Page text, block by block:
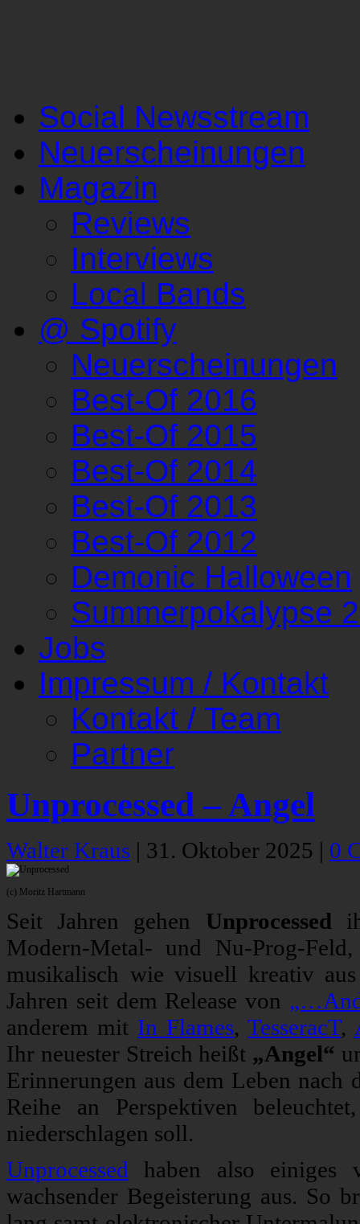
Social Newsstream
Neuerscheinungen
Magazin
Reviews
Interviews
Local Bands
@ Spotify
Neuerscheinungen
Best-Of 2016
Best-Of 2015
Best-Of 2014
Best-Of 2013
Best-Of 2012
Demonic Halloween
Summerpokalypse
Jobs
Impressum / Kontakt
Kontakt / Team
Partner
Unprocessed – Angel
Walter Kraus | 31. Oktober 2025 | 0
(c) Moritz Hartmann
Seit Jahren gehen Unprocessed
Modern-Metal- und Nu-Prog-
musikalisch wie visuell kreativ
Jahren seit dem Release von
anderem mit In Flames,TesseracT,
Ihr neuester Streich heißt „Angel“
Erinnerungen aus dem Leben
Reihe an Perspektiven
niederschlagen soll.
Unprocessed haben also
wachsender Begeisterung aus. So